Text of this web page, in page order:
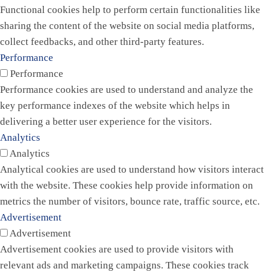
Functional cookies help to perform certain functionalities like
sharing the content of the website on social media platforms,
collect feedbacks, and other third-party features.
Performance
Performance
Performance cookies are used to understand and analyze the
key performance indexes of the website which helps in
delivering a better user experience for the visitors.
Analytics
Analytics
Analytical cookies are used to understand how visitors interact
with the website. These cookies help provide information on
metrics the number of visitors, bounce rate, traffic source, etc.
Advertisement
Advertisement
Advertisement cookies are used to provide visitors with
relevant ads and marketing campaigns. These cookies track